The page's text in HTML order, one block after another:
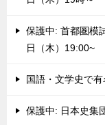
保護中: 首都圏模
日（木）19:00~
国語・文学史で
保護中: 日本史集